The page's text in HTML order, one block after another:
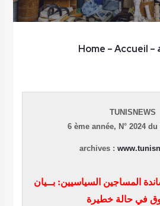
Home – Accueil –
TUNISNEWS
6 ème année, N° 2024
archives :
المساجين السياسيين: بــيان
في حالة خطيرة